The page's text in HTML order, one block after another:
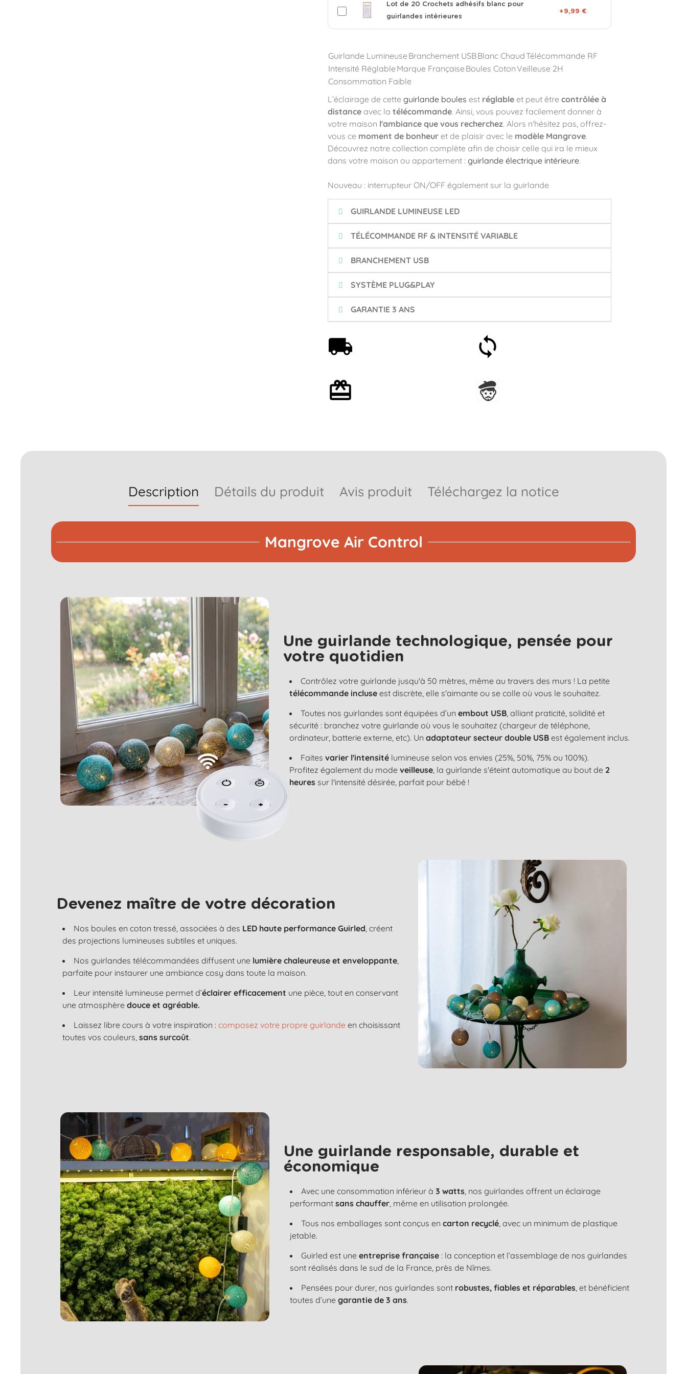
Lot de 20 Crochets adhésifs blanc pour
guirlandes intérieures
+9,99 €
Guirlande Lumineuse Branchement USBBlanc ChaudTélécommande RF
Intensité Réglable Marque Française Boules CotonVeilleuse 2H
Consommation Faible
L’éclairage de cette guirlande boules est réglableet peut être contrôlée à
distanceavec la télécommande. Ainsi, vous pouvez facilement donner à
votre maison l'ambiance que vous recherchez. Alors n'hésitez pas, offrez-
vous ce moment de bonheuret de plaisir avec le modèle Mangrove.
Découvrez notre collection complète afin de choisir celle qui ira le mieux
dans votre maison ou appartement : guirlande électrique intérieure.
Nouveau : interrupteur ON/OFF également sur la guirlande
GUIRLANDE LUMINEUSE LED
TÉLÉCOMMANDE RF & INTENSITÉ VARIABLE
BRANCHEMENT USB
SYSTÈME PLUG&PLAY
GARANTIE 3 ANS
Description Détails du produit Avis produit Téléchargez la notice
Mangrove Air Control
Une guirlande technologique, pensée pour
votre quotidien
Contrôlez votre guirlande jusqu'à 50 mètres, même au travers des murs ! La petite
télécommande incluseest discrète, elle s'aimante ou se colle où vous le souhaitez.
Toutes nos guirlandes sont équipées d’unembout USB, alliant praticité, solidité et
sécurité : branchez votre guirlande où vous le souhaitez (chargeur de téléphone,
ordinateur, batterie externe, etc). Unadaptateur secteur double USB est également inclus.
Faitesvarier l'intensité lumineuse selon vos envies (25%, 50%, 75% ou 100%).
Profitez également du modeveilleuse, la guirlande s'éteint automatique au bout de 2
heures sur l'intensité désirée, parfait pour bébé !
Devenez maître de votre décoration
Nos boules en coton tressé, associées à des LED haute performance Guirled, créent
des projections lumineuses subtiles et uniques.
Nos guirlandes télécommandées diffusent une lumière chaleureuse et enveloppante,
parfaite pour instaurer une ambiance cosy dans toute la maison.
Leur intensité lumineuse permet d’éclairer efficacement une pièce, tout en conservant
une atmosphère douce et agréable.
Laissez libre cours à votre inspiration : composez votre propre guirlande en choisissant
toutes vos couleurs, sans surcoût.
Une guirlande responsable, durable et
économique
Avec une consommation inférieur à 3 watts, nos guirlandes offrent un éclairage
performant sans chauffer, même en utilisation prolongée.
Tous nos emballages sont conçus en carton recyclé, avec un minimum de plastique
jetable.
Guirled est une entreprise française: la conception et l’assemblage de nos guirlandes
sont réalisés dans le sud de la France, près de Nîmes.
Pensées pour durer, nos guirlandes sont robustes, fiables et réparables, et bénéficient
toutes d’une garantie de 3 ans.